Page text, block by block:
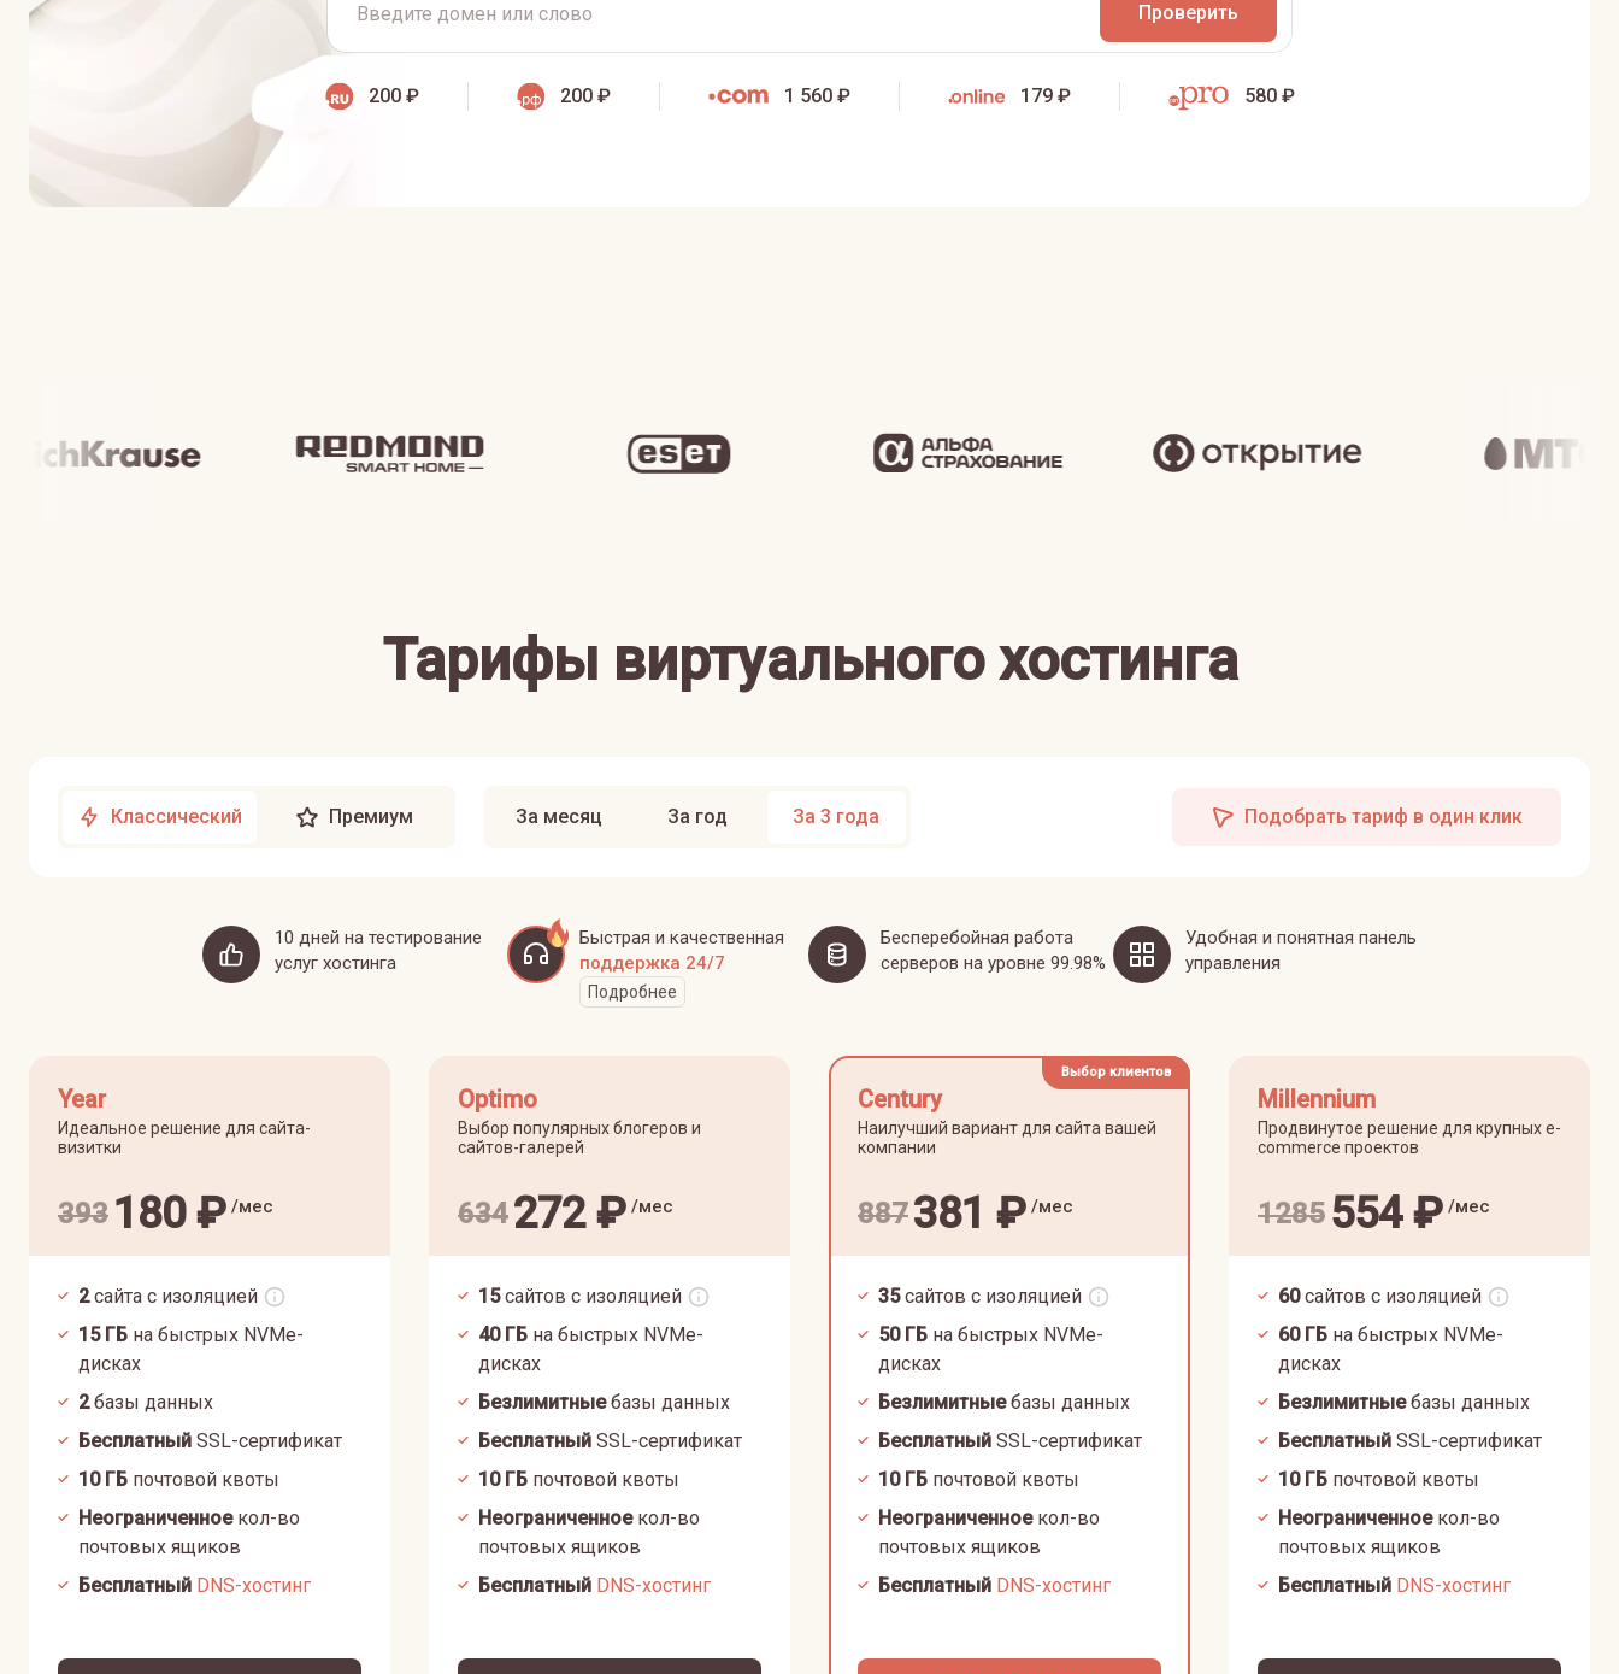
Проверить
200 ₽ 200 ₽ 1 560 ₽ 179 ₽ 580 ₽
Тарифы виртуального хостинга
Классический Премиум За месяц За год За 3 года Подобрать тариф в один клик
10 дней на тестирование
услуг хостинга
Быстрая и качественная
поддержка 24/7
Подробнее
Бесперебойная работа
серверов на уровне 99.98%
Удобная и понятная панель
управления
Year
Идеальное решение для сайта-
визитки
393 180₽ /мес
2 сайта с изоляцией
15ГБ на быстрых NVMe-
дисках
2базы данных
Бесплатный SSL-сертификат
10ГБ почтовой квоты
Неограниченноекол-во
почтовых ящиков
Бесплатный DNS-хостинг
Optimo
Выбор популярных блогеров и
сайтов-галерей
634272₽ /мес
15 сайтов с изоляцией
40ГБ на быстрых NVMe-
дисках
Безлимитныебазы данных
Бесплатный SSL-сертификат
10ГБ почтовой квоты
Неограниченноекол-во
почтовых ящиков
Бесплатный DNS-хостинг
Выбор клиентов
Century
Наилучший вариант для сайта вашей
компании
887381 ₽ /мес
35 сайтов с изоляцией
50ГБ на быстрых NVMe-
дисках
Безлимитныебазы данных
Бесплатный SSL-сертификат
10ГБ почтовой квоты
Неограниченноекол-во
почтовых ящиков
Бесплатный DNS-хостинг
Millennium
Продвинутое решение для крупных e-
commerce проектов
1285 554₽ /мес
60 сайтов с изоляцией
60ГБ на быстрых NVMe-
дисках
Безлимитныебазы данных
Бесплатный SSL-сертификат
10ГБ почтовой квоты
Неограниченноекол-во
почтовых ящиков
Бесплатный DNS-хостинг